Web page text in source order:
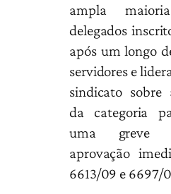
ampla
delegados
após um longo
servidores e
sindicato sobre
da categoria
uma greve
aprovação
6613/09 e 6697/